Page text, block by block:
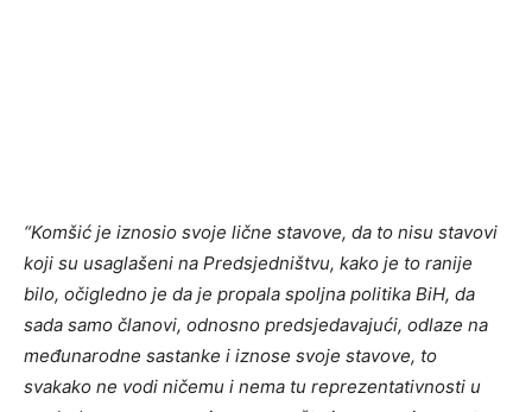
“Komšić je iznosio svoje lične stavove, da to nisu stavovi
koji su usaglašeni na Predsjedništvu, kako je to ranije
bilo, očigledno je da je propala spoljna politika BiH, da
sada samo članovi, odnosno predsjedavajući, odlaze na
međunarodne sastanke i iznose svoje stavove, to
svakako ne vodi ničemu i nema tu reprezentativnosti u